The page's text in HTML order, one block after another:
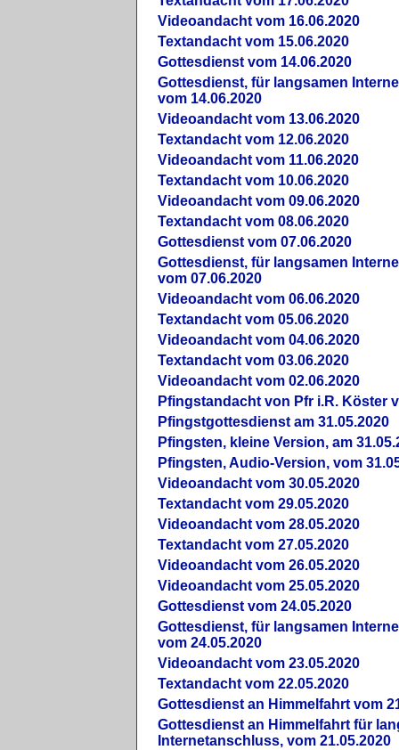
Videoandacht vom 16.06.2020
Textandacht vom 15.06.2020
Gottesdienst vom 14.06.2020
Gottesdienst, für langsamen
vom 14.06.2020
Videoandacht vom 13.06.2020
Textandacht vom 12.06.2020
Videoandacht vom 11.06.2020
Textandacht vom 10.06.2020
Videoandacht vom 09.06.2020
Textandacht vom 08.06.2020
Gottesdienst vom 07.06.2020
Gottesdienst, für langsamen
vom 07.06.2020
Videoandacht vom 06.06.2020
Textandacht vom 05.06.2020
Videoandacht vom 04.06.2020
Textandacht vom 03.06.2020
Videoandacht vom 02.06.2020
Pfingstandacht von Pfr i.R. Köster
Pfingstgottesdienst am 31.05.2020
Pfingsten, kleine Version, am
Pfingsten, Audio-Version, vom
Videoandacht vom 30.05.2020
Textandacht vom 29.05.2020
Videoandacht vom 28.05.2020
Textandacht vom 27.05.2020
Videoandacht vom 26.05.2020
Videoandacht vom 25.05.2020
Gottesdienst vom 24.05.2020
Gottesdienst, für langsamen
vom 24.05.2020
Videoandacht vom 23.05.2020
Textandacht vom 22.05.2020
Gottesdienst an Himmelfahrt vom
Gottesdienst an Himmelfahrt für
Internetanschluss, vom 21.05.2020